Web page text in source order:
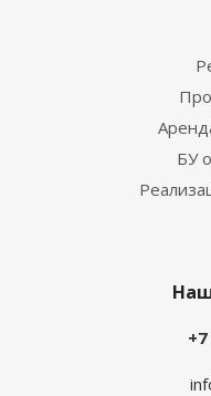
БУ